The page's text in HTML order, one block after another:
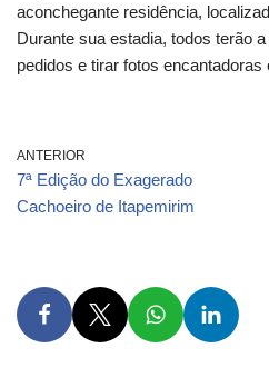
aconchegante residência,
Durante sua estadia, todos terão
pedidos e tirar fotos encantadoras
ANTERIOR
7ª Edição do Exagerado
Cachoeiro de Itapemirim